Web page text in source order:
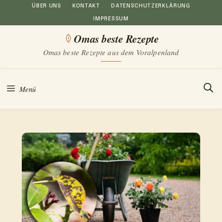
Inhalt
ÜBER UNS KONTAKT DATENSCHUTZERKLÄRUNG
IMPRESSUM
Omas beste Rezepte
Omas beste Rezepte aus dem Voralpenland
Menü